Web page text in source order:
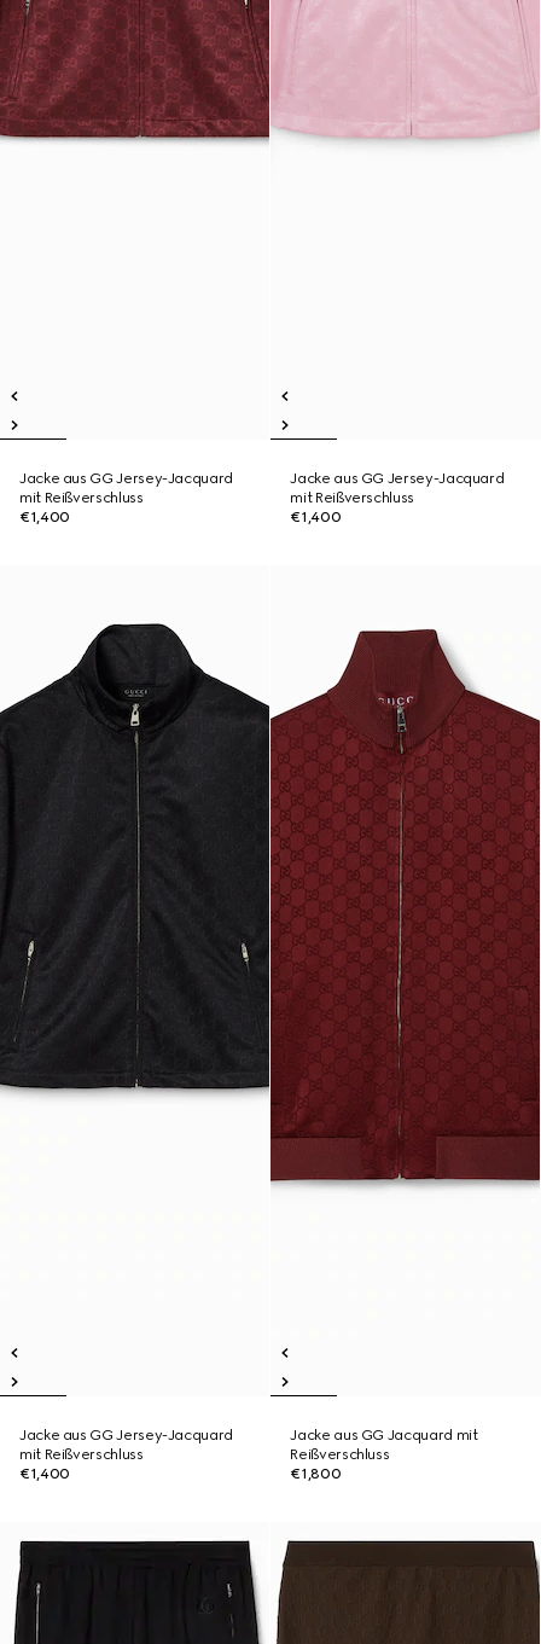
Jacke aus GG Jersey-Jacquard
mit Reißverschluss
€1,400
Jacke aus GG Jersey-Jacquard
mit Reißverschluss
€1,400
Jacke aus GG Jersey-Jacquard
mit Reißverschluss
€1,400
Jacke aus GG Jacquard mit
Reißverschluss
€1,800